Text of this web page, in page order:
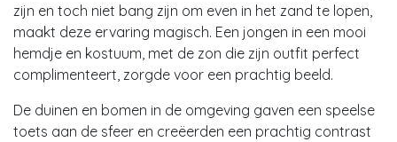
zijn en toch niet bang zijn om even in het zand te lopen,
maakt deze ervaring magisch. Een jongen in een mooi
hemdje en kostuum, met de zon die zijn outfit perfect
complimenteert, zorgde voor een prachtig beeld.
De duinen en bomen in de omgeving gaven een speelse
toets aan de sfeer en creëerden een prachtig contrast